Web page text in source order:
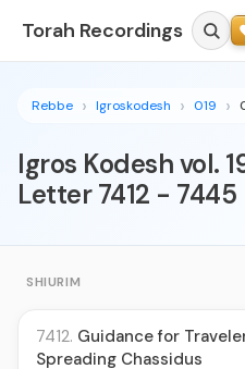
Torah Recordings
Rebbe Igroskodesh 019
Igros Kodesh vol.
Letter 7412 - 7445
SHIURIM
7412. Guidance for
Spreading Chassidus